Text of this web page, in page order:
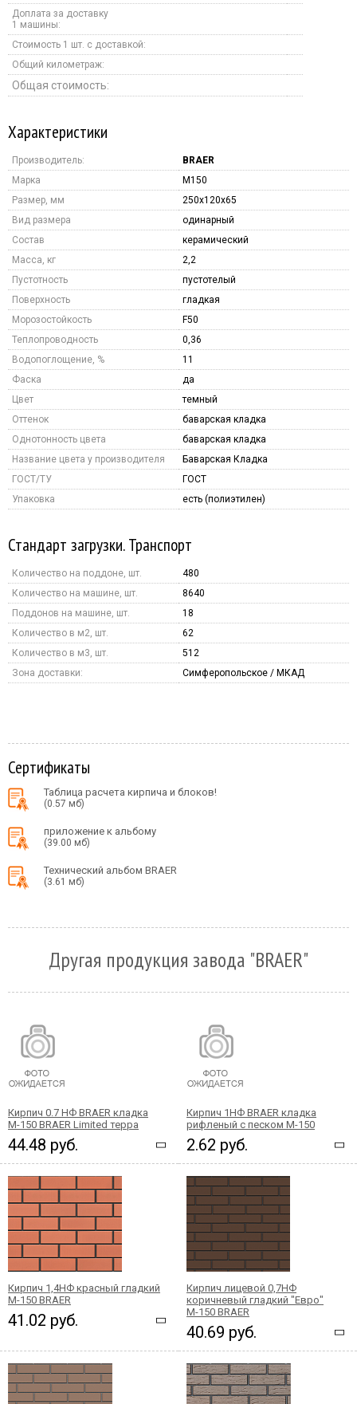
Доплата за доставку
1 машины:
Стоимость 1 шт. с доставкой:
Общий километраж:
Общая стоимость:
Характеристики
Производитель:
BRAER
Марка
M150
Размер, мм
250x120x65
Вид размера
одинарный
Состав
керамический
Масса, кг
2,2
Пустотность
пустотелый
Поверхность
гладкая
Морозостойкость
F50
Теплопроводность
0,36
Водопоглощение, %
11
Фаска
да
Цвет
темный
Оттенок
баварская кладка
Однотонность цвета
баварская кладка
Название цвета у производителя
Баварская Кладка
ГОСТ/ТУ
ГОСТ
Упаковка
есть (полиэтилен)
Стандарт загрузки. Транспорт
Количество на поддоне, шт.
480
Количество на машине, шт.
8640
Поддонов на машине, шт.
18
Количество в м2, шт.
62
Количество в м3, шт.
512
Зона доставки:
Симферопольское / МКАД
Сертификаты
Таблица расчета кирпича и блоков!
(0.57 мб)
приложение к альбому
(39.00 мб)
Технический альбом BRAER
(3.61 мб)
Другая продукция завода "BRAER"
Кирпич 0.7 НФ BRAER кладка
М-150 BRAER Limited терра
44.48 руб.
Кирпич 1НФ BRAER кладка
рифленый с песком М-150
2.62 руб.
Кирпич 1,4НФ красный гладкий
М-150 BRAER
41.02 руб.
Кирпич лицевой 0,7НФ
коричневый гладкий "Евро"
М-150 BRAER
40.69 руб.